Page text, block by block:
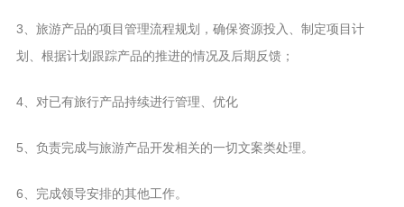
3、旅游产品的项目管理流程规划，确保资源投入、制定项目计
划、根据计划跟踪产品的推进的情况及后期反馈；
4、对已有旅行产品持续进行管理、优化
5、负责完成与旅游产品开发相关的一切文案类处理。
6、完成领导安排的其他工作。